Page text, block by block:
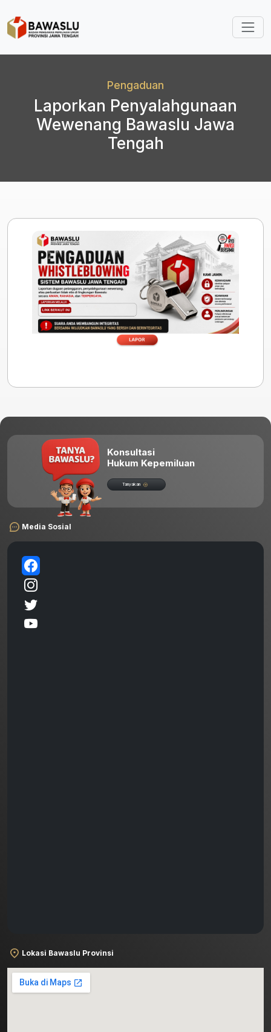
Pengaduan
Laporkan Penyalahgunaan
Wewenang Bawaslu Jawa
Tengah
Media Sosial
Lokasi Bawaslu Provinsi
Konsultasi
Hukum Kepemiluan
Tanyakan